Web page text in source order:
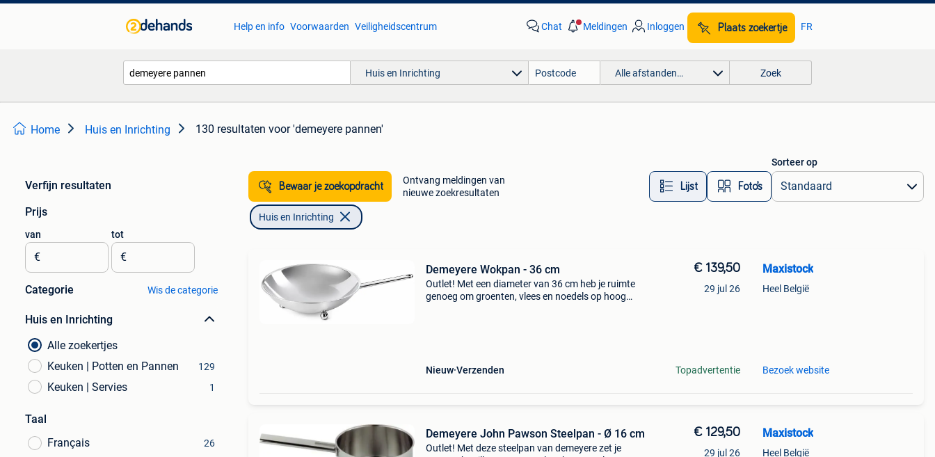
Help en info Voorwaarden Veiligheidscentrum Chat Meldingen Inloggen Plaats zoekertje FR
Huis en Inrichting Alle afstanden… Zoek
Home Huis en Inrichting 130 resultaten voor 'demeyere pannen'
Verfijn resultaten
Prijs
van
€
tot
€
Categorie Wis de categorie
Huis en Inrichting
Alle zoekertjes
Keuken | Potten en Pannen
129
Keuken | Servies 1
Taal
Français
26
Bewaar je zoekopdracht
Ontvang meldingen van
nieuwe zoekresultaten
Lijst Foto’s
Sorteer op
Huis en Inrichting
Demeyere Wokpan - 36 cm
Outlet! Met een diameter van 36 cm heb je ruimte
genoeg om groenten, vlees en noedels op hoog
Nieuw Verzenden
€ 139,50
29 jul 26
Topadvertentie
Maxistock
Heel België
Bezoek website
Demeyere John Pawson Steelpan - Ø 16 cm
Outlet! Met deze steelpan van demeyere zet je
€ 129,50
29 jul 26
Maxistock
Heel België